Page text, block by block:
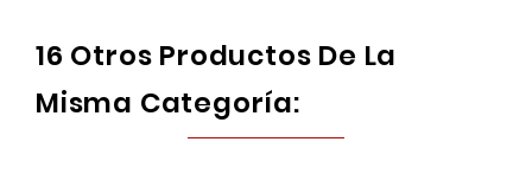
16 Otros Productos De La
Misma Categoría: